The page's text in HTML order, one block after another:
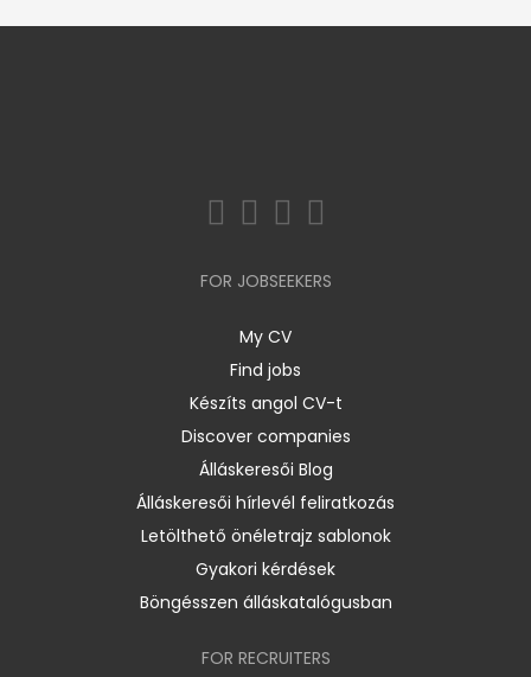
FOR JOBSEEKERS
My CV
Find jobs
Készíts angol CV-t
Discover companies
Álláskeresői Blog
Álláskeresői hírlevél feliratkozás
Letölthető önéletrajz sablonok
Gyakori kérdések
Böngésszen álláskatalógusban
FOR RECRUITERS